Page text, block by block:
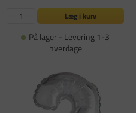
Læg i kurv
På lager - Levering 1-3
hverdage